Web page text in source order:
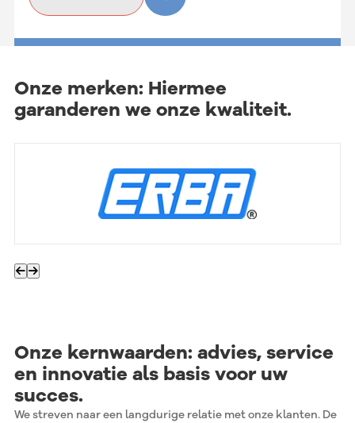
Onze merken: Hiermee
garanderen we onze kwaliteit.
Onze kernwaarden: advies, service
en innovatieals basis voor uw
succes.
We streven naar een langdurige relatie met onze klanten. De